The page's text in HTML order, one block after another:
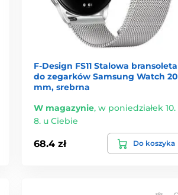
F-Design FS11 Stalowa bransoleta
do zegarków Samsung Watch 20
mm, srebrna
W magazynie, w poniedziałek 10.
8. u Ciebie
68.4 zł Do koszyka